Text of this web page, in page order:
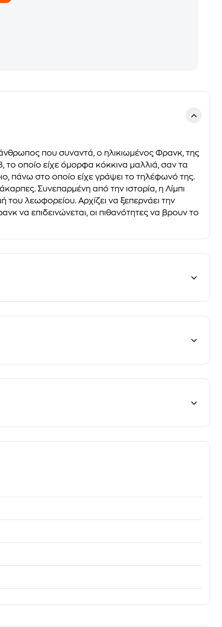
άνθρωπος που συναντά, ο ηλικιωμένος Φρανκ, της
το οποίο είχε όμορφα κόκκινα μαλλιά, σαν τα
πάνω στο οποίο είχε γράψει το τηλέφωνό της.
Συνεπαρμένη από την ιστορία, η Λίμπι
λεωφορείου. Αρχίζει να ξεπερνάει την
να επιδεινώνεται, οι πιθανότητες να βρουν το